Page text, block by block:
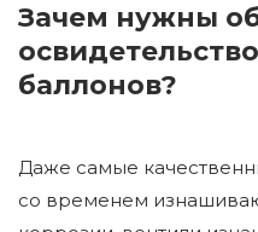
Зачем нужны
баллонов?
Даже самые
со временем